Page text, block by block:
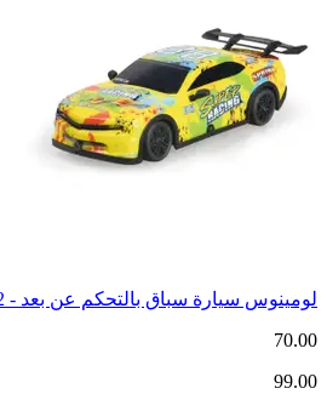
لومينوس سيارة سباق بالتحكم عن بعد - 1:22
70.00
99.00